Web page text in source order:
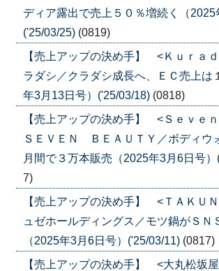
ディア露出で売上５０％増続く（2025
('25/03/25) (0819)
【売上アップの決め手】 <Ｋｕｒａ
ラダシ／クラダシ成長へ、ＥＣ売上は
年3月13日号）('25/03/18) (0818)
【売上アップの決め手】 <Ｓｅｖ
ＳＥＶＥＮ ＢＥＡＵＴＹ／ボディウ
月間で３万本販売（2025年3月6日号
7)
【売上アップの決め手】 <ＴＡＫＵ
ュゼホールディングス／モツ鍋がＳＮ
（2025年3月6日号）('25/03/11) (0817)
【売上アップの決め手】 <大丸松坂